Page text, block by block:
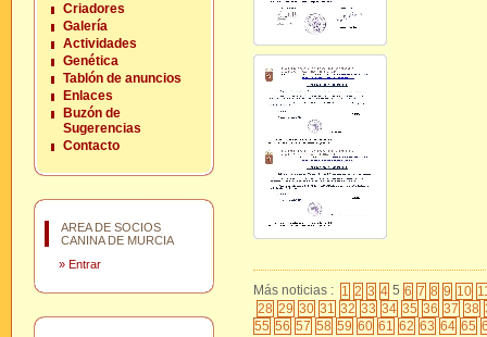
Criadores
Galería
Actividades
Genética
Tablón de anuncios
Enlaces
Buzón de
Sugerencias
Contacto
AREA DE SOCIOS
CANINA DE MURCIA
» Entrar
Más noticias : 1 2 3 4 5 6 7 8 9 10
28 29 30 31 32 33 34 35 36 37 38
55 56 57 58 59 60 61 62 63 64 65